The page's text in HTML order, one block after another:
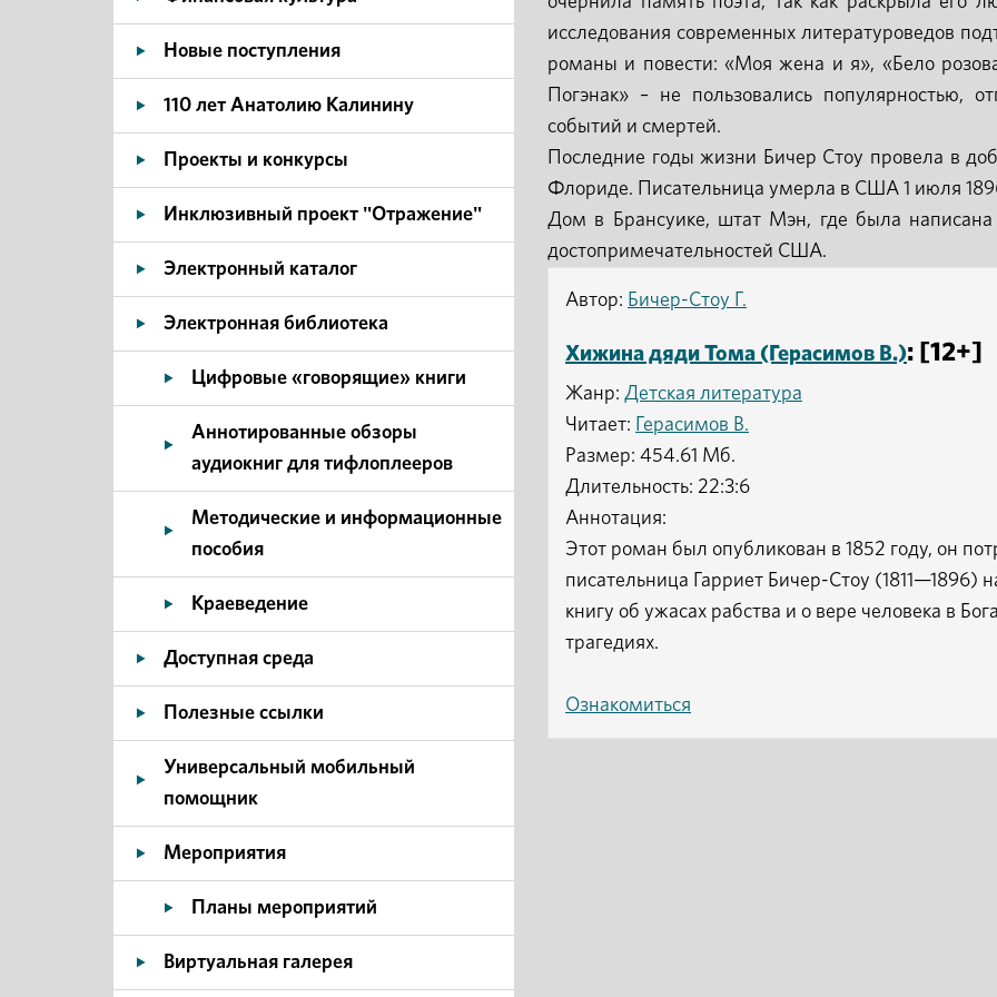
Новые поступления
110 лет Анатолию Калинину
Проекты и конкурсы
Инклюзивный проект "Отражение"
Электронный каталог
Электронная библиотека
Цифровые «говорящие» книги
Аннотированные обзоры
аудиокниг для тифлоплееров
Методические и информационные
пособия
Краеведение
Доступная среда
Полезные ссылки
Универсальный мобильный
помощник
Мероприятия
Планы мероприятий
Виртуальная галерея
исследования современных литературоведов
романы и повести: «Моя жена и я», «Бело
Погэнак» – не пользовались популярностью,
событий и смертей.
Последние годы жизни Бичер Стоу провела в
Флориде. Писательница умерла в США 1 июля
Дом в Брансуике, штат Мэн, где была
достопримечательностей США.
Автор: Бичер-Стоу Г.
Хижина дяди Тома (Герасимов В.): [12+]
Жанр: Детская литература
Читает: Герасимов В.
Размер: 454.61 Мб.
Длительность: 22:3:6
Аннотация:
Этот роман был опубликован в 1852 году, он
писательница Гарриет Бичер-Стоу (1811—1896)
книгу об ужасах рабства и о вере человека в
трагедиях.
Ознакомиться